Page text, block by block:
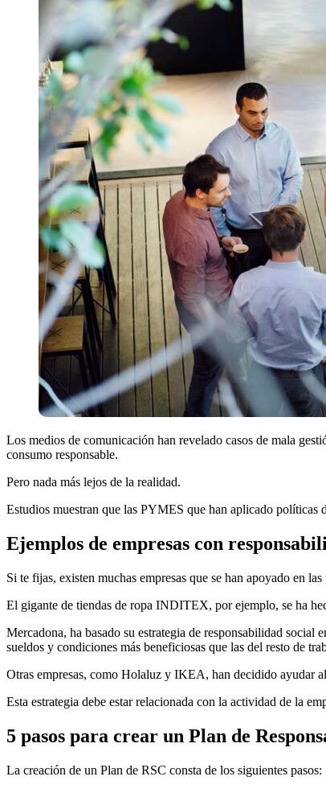
Los medios de comunicación han revelado casos de mala
consumo responsable.
Pero nada más lejos de la realidad.
Estudios muestran que las PYMES que han aplicado políticas
Ejemplos de empresas con
Si te fijas, existen muchas empresas que se han apoyado en
El gigante de tiendas de ropa INDITEX, por ejemplo, se ha
Mercadona, ha basado su estrategia de responsabilidad social
sueldos y condiciones más beneficiosas que las del resto de
Otras empresas, como Holaluz y IKEA, han decidido ayudar
Esta estrategia debe estar relacionada con la actividad de la
5 pasos para crear un Plan de
La creación de un Plan de RSC consta de los siguientes pasos: